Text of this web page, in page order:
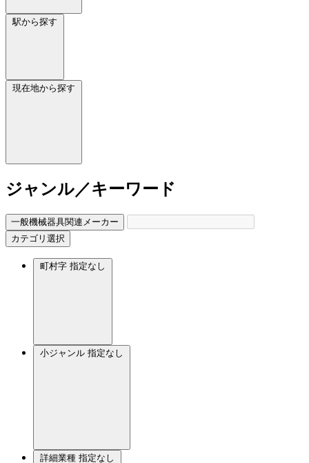
駅から探す
現在地から探す
ジャンル／キーワード
一般機械器具関連メーカー
カテゴリ選択
町村字 指定なし
小ジャンル 指定なし
詳細業種 指定なし